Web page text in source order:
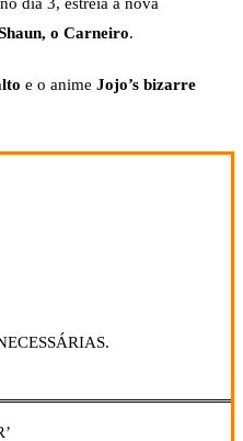
o Carneiro.
e o anime Jojo’s bizarre